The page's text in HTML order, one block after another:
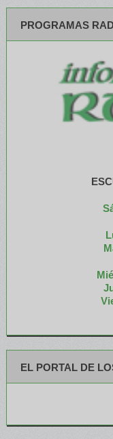
PROGRAMAS
M
EL PORTAL DE